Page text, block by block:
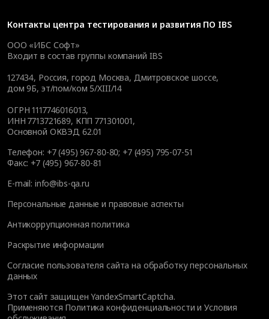
Контакты центра тестирования и развития ПО IBS
ООО «ИБС Софт»
Входит в состав группы компаний IBS
127434, Россия, город Москва, Дмитровское шоссе,
дом 9Б, эт/пом/ком 5/XIII/14
ОГРН 1117746016013,
ИНН 7713721689, КПП 771301001,
Основной ОКВЭД 62.01
Телефон: +7 (495) 967-80-80; +7 (495) 795-07-51
Факс: +7 (495) 967-80-81
E-mail: info@ibs-qa.ru
Персональные данные и правовые аспекты
Антикоррупционная политика
Раскрытие информации
Согласие пользователя сайта на обработку персональных
данных
Этот сайт защищен YandexSmartCaptcha.
Применяются Политика конфиденциальности иУсловия